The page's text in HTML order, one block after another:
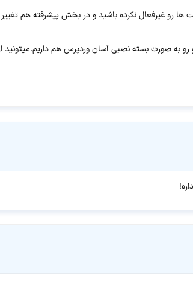
رو غیرفعال نکرده باشید و در بخش پیشرفته هم
رو به صورت بسته نصبی آسان وردپرس هم داریم.میتونید